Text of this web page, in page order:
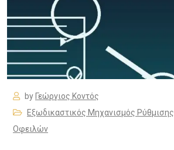
byΓεώργιος Κοντός
Εξωδικαστικός Μηχανισμός Ρύθμισης
Οφειλών